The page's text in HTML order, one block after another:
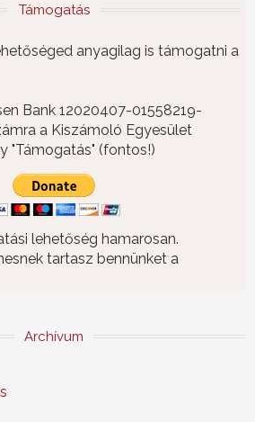
Támogatás
anyagilag is támogatni a
Bank 12020407-01558219-
a Kiszámoló Egyesület
"Támogatás" (fontos!)
lehetőség hamarosan.
tartasz bennünket a
Archívum